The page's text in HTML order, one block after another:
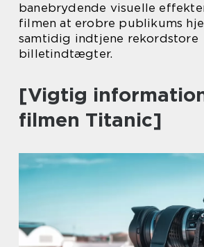
banebrydende visuelle
filmen at erobre publikums
samtidig indtjene rekordstore
billetindtægter.
[Vigtig
filmen Titanic]